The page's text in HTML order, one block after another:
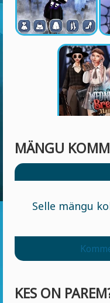
MÄNGU
Selle mängu
KES ON